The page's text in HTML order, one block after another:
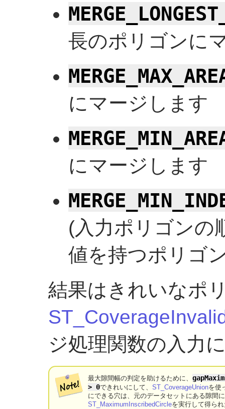
長のポリゴンに
にマージします
にマージします
(入力ポリゴンの
値を持つポリゴ
結果はきれいなポ
ジ処理関数の入力
最大隙間幅の判定を助けるために、
> 0できれいにして、ST_CoverageUnionを使
にできる穴は、元のデータセットにある隙間
ST_MaximumInscribedCircleを実行して得ら